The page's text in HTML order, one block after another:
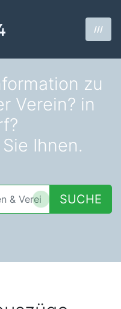
///
zu
Verein? in
Ihnen.
SUCHE